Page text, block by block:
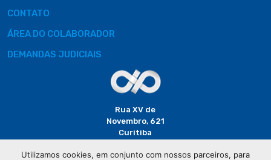
CONTATO
ÁREA DO COLABORADOR
DEMANDAS JUDICIAIS
Rua XV de
Novembro, 621
Curitiba
Utilizamos cookies, em conjunto com nossos parceiros, para